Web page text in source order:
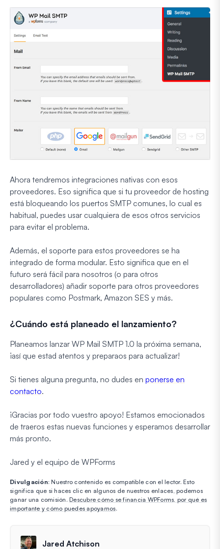
Ahora tendremos integraciones nativas con esos
proveedores. Eso significa que si tu proveedor de hosting
está bloqueando los puertos SMTP comunes, lo cual es
habitual, puedes usar cualquiera de esos otros servicios
para evitar el problema.
Además, el soporte para estos proveedores se ha
integrado de forma modular. Esto significa que en el
futuro será fácil para nosotros (o para otros
desarrolladores) añadir soporte para otros proveedores
populares como Postmark, Amazon SES y más.
¿Cuándo está planeado el lanzamiento?
Planeamos lanzar WP Mail SMTP 1.0 la próxima semana,
¡así que estad atentos y preparaos para actualizar!
Si tienes alguna pregunta, no dudes en ponerse en
contacto.
¡Gracias por todo vuestro apoyo! Estamos emocionados
de traeros estas nuevas funciones y esperamos desarrollar
más pronto.
Jared y el equipo de WPForms
Divulgación: Nuestro contenido es compatible con el lector. Esto
significa que si haces clic en algunos de nuestros enlaces, podemos
ganar una comisión. Descubre cómo se financia WPForms, por qué es
importante y cómo puedes apoyarnos.
Jared Atchison